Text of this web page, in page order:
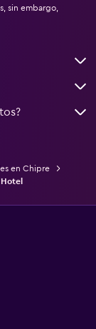
sin embargo,
en Chipre